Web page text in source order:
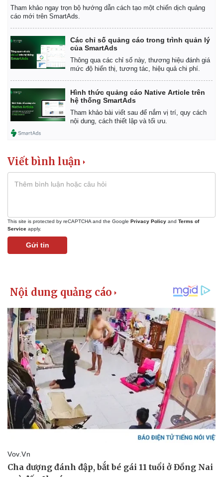
Kinh tế
Thị trường
Tỷ giá
Giá cà phê
Tham khảo ngay trọn bộ hướng dẫn cách tạo một chiến dịch quảng
cáo mới trên SmartAds.
Các chỉ số quảng cáo trong trình quản lý
của SmartAds
Thông qua các chỉ số này, thương hiệu đánh giá
mức độ hiển thị, tương tác, hiệu quả chi phí.
Hình thức quảng cáo Native Article trên
hệ thống SmartAds
Tham khảo bài viết sau để nắm vị trí, quy cách
nội dung, cách thiết lập và tối ưu.
Viết bình luận
This site is protected by reCAPTCHA and the Google Privacy Policy and Terms of
Service apply.
Gửi tin